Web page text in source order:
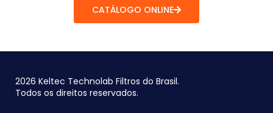
CATÁLOGO ONLINE
2026 Keltec Technolab Filtros do Brasil.
Todos os direitos reservados.